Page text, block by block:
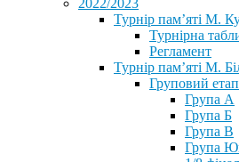
2022/2023
Турнір пам’яті М.
Турнірна
Регламент
Турнір пам’яті М.
Груповий етап
Група А
Група Б
Група В
Група